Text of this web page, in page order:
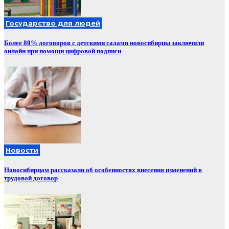
Государство для людей
Более 80% договоров с детскими садами новосибирцы заключили
онлайн при помощи цифровой подписи
Новости
Новосибирцам рассказали об особенностях внесения изменений в
трудовой договор